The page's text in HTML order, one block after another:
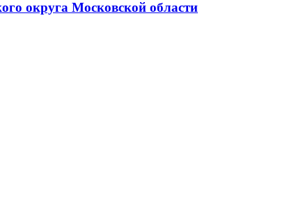
округа Московской области